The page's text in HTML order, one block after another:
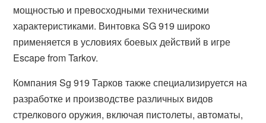
мощностью и превосходными техническими
характеристиками. Винтовка SG 919 широко
применяется в условиях боевых действий в игре
Escape from Tarkov.
Компания Sg 919 Тарков также специализируется на
разработке и производстве различных видов
стрелкового оружия, включая пистолеты, автоматы,